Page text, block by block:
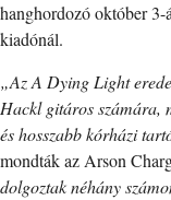
hanghordozó október
kiadónál.
„Az A Dying Light
Hackl gitáros számára,
és hosszabb kórházi
mondták az Arson
dolgoztak néhány